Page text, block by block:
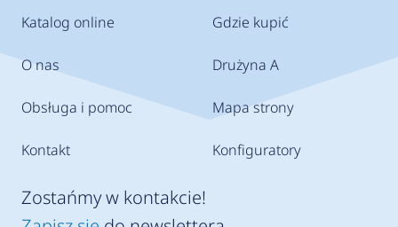
Katalog online
O nas
Obsługa i pomoc
Kontakt
Gdzie kupić
Drużyna A
Mapa strony
Konfiguratory
Zostańmy w kontakcie!